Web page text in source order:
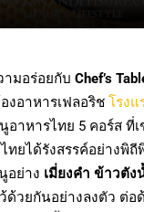
มอร่อยกับ Chef’s
าหารเฟลอริช โรง
อาหารไทย 5 คอร์ส ที่
ทยได้รังสรรค์อย่างพิถี
อย่าง เมี่ยงคำ ข้าวตัง
ด้วยกันอย่างลงตัว ต่อ